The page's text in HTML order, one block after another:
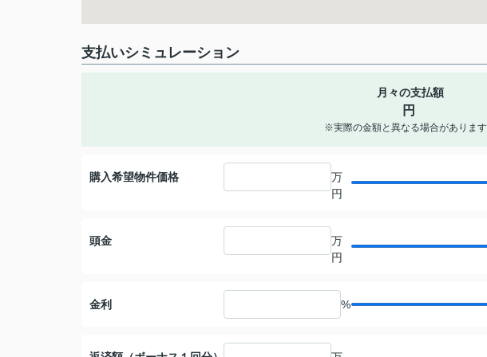
支払いシミュレーション
月々の支払額
円
※実際の金額と異なる場合があります
購入希望物件価格
万
円
頭金
万
円
金利 %